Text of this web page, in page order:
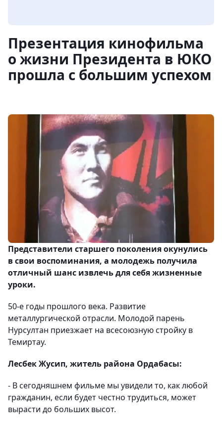
Презентация кинофильма
о жизни Президента в ЮКО
прошла с большим успехом
Представители старшего поколения окунулись
в свои воспоминания, а молодежь получила
отличный шанс извлечь для себя жизненные
уроки.
50-е годы прошлого века. Развитие
металлургической отрасли. Молодой парень
Нурсултан приезжает на всесоюзную стройку в
Темиртау.
Лесбек Жусип, житель района Ордабасы:
- В сегодняшнем фильме мы увидели то, как любой
гражданин, если будет честно трудиться, может
вырасти до больших высот.